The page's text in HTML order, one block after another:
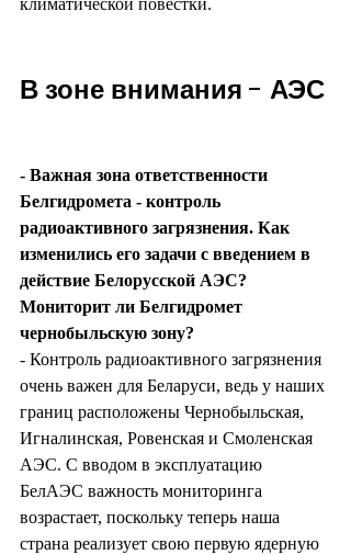
климатической повестки.
В зоне внимания - АЭС
- Важная зона ответственности
Белгид­ромета - контроль
радиоактивного загрязнения. Как
изменились его задачи с введением в
действие Белорусской АЭС?
Мониторит ли Белгидромет
чернобыльскую зону?
- Контроль радиоактивного загрязнения
очень важен для Беларуси, ведь у наших
границ расположены Чернобыльская,
Игналинская, Ровенская и Смоленская
АЭС. С вводом в эксплуатацию
БелАЭС важность мониторинга
возрастает, поскольку теперь наша
страна реализует свою первую ядерную